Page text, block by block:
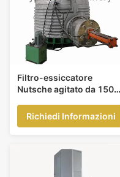
Filtro-essiccatore
Nutsche agitato da 1500
pressione massima di
150 psi per la filtrazione
Richiedi Informazioni